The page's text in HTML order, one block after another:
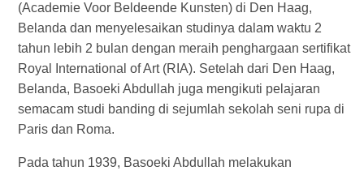
(Academie Voor Beldeende Kunsten) di Den Haag,
Belanda dan menyelesaikan studinya dalam waktu 2
tahun lebih 2 bulan dengan meraih penghargaan sertifikat
Royal International of Art (RIA). Setelah dari Den Haag,
Belanda, Basoeki Abdullah juga mengikuti pelajaran
semacam studi banding di sejumlah sekolah seni rupa di
Paris dan Roma.
Pada tahun 1939, Basoeki Abdullah melakukan